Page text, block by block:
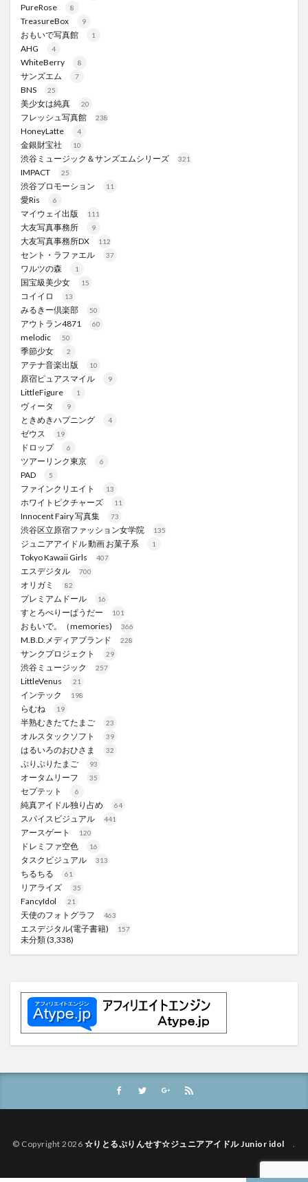
PureRose 8
TreasureBox 9
おもいで写真館 1
AHG 4
WhiteBerry 8
サンズエム 7
BNS 25
美少女は純真 20
フレッシュ写真館 238
HoneyLatte 4
金銀財宝社 10
渋谷ミュージック＆サンズエムシリーズ 321
IMPACT 25
渋谷プロモーション 11
愛Ris 6
マイウェイ出版 111
大友写真事務所 9
大友写真事務所DX 112
セント・ラファエル 37
ワルツの森 1
国宝級美少女 15
コイイロ 13
みるきー倶楽部 50
アウトラン4871 60
melodic 50
季節少女 2
アテナ音楽出版 10
原宿ピュアスマイル 9
LittleFigure 1
ヴィータ 9
ときめきハプニング 4
ゼウス 19
ドロップ 6
ツアーリンク東京 6
PAD 5
ファインクリエイト 13
ホワイトピクチャーズ 11
Innocent Fairy 写真集 73
渋谷区立原宿ファッション女学院 135
ジュニアアイドル 動画 お菓子系 1
Tokyo Kawaii Girls 407
エスデジタル 700
オリガミ 82
プレミアムドール 16
すとろべりーぱうだー 101
おもいで。（memories) 366
M.B.D.メディアブランド 228
サンクプロジェクト 29
渋谷ミュージック 257
LittleVenus 21
インテック 198
らむね 19
半熟むきたてたまご 23
オルスタックソフト 39
はるいろのおひさま 32
ぷりぷりたまご 93
オータムリーフ 35
セプテット 6
純真アイドル独り占め 64
スパイスビジュアル 441
アースゲート 120
ドレミファ空色 16
タスクビジュアル 313
ちるちる 61
リアライズ 35
FancyIdol 21
天使のフォトグラフ 463
エスデジタル(電子書籍) 157
未分類(3,338)
© Copyright 2026 ☆りとるぷりんせす☆ジュニアアイドル Junior idol.